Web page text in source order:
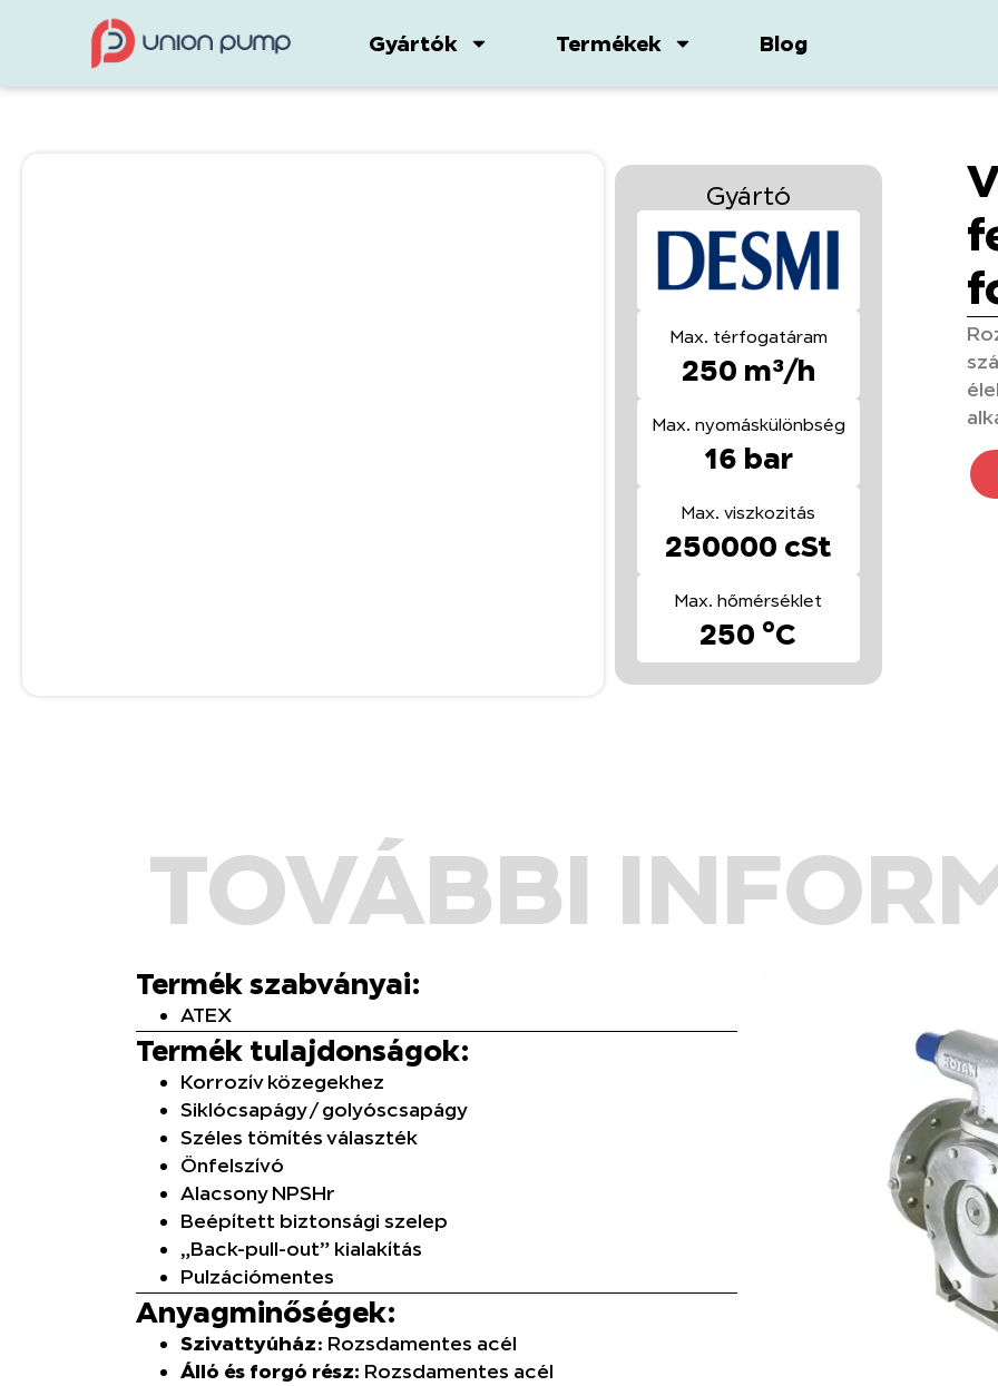
Gyártók Termékek Blog
Gyártó
Max. térfogatáram
250 m³/h
Max. nyomáskülönbség
16 bar
Max. viszkozitás
250000 cSt
Max. hőmérséklet
250 °C
TOVÁBBI
Termék szabványai:
ATEX
Termék tulajdonságok:
Korrozív közegekhez
Siklócsapágy / golyóscsapágy
Széles tömítés választék
Önfelszívó
Alacsony NPSHr
Beépített biztonsági szelep
„Back-pull-out” kialakítás
Pulzációmentes
Anyagminőségek:
Szivattyúház: Rozsdamentes acél
Álló és forgó rész: Rozsdamentes acél